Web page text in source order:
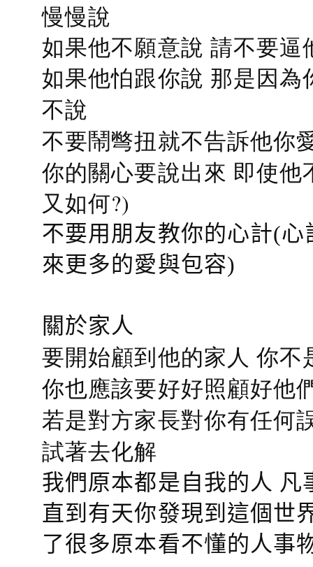
慢慢說
如果他不願意說 請不要逼
如果他怕跟你說 那是因
不說
不要鬧彆扭就不告訴他你
你的關心要說出來 即使
又如何?)
不要用朋友教你的心計(
來更多的愛與包容)
關於家人
要開始顧到他的家人 你
你也應該要好好照顧好他
若是對方家長對你有任何
試著去化解
我們原本都是自我的人
直到有天你發現到這個世
了很多原本看不懂的人事